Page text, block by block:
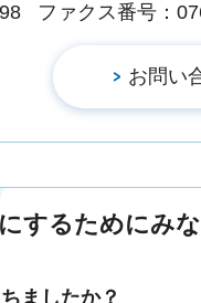
ファクス番号：
するためにみ
ましたか？